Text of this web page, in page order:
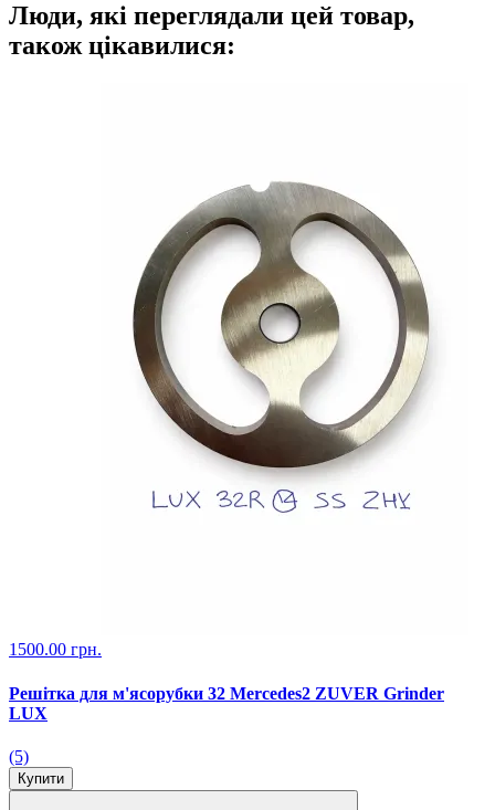
Люди, які переглядали цей товар,
також цікавилися:
1500.00 грн.
Решітка для м'ясорубки 32 Mercedes2 ZUVER Grinder
LUX
(5)
Купити